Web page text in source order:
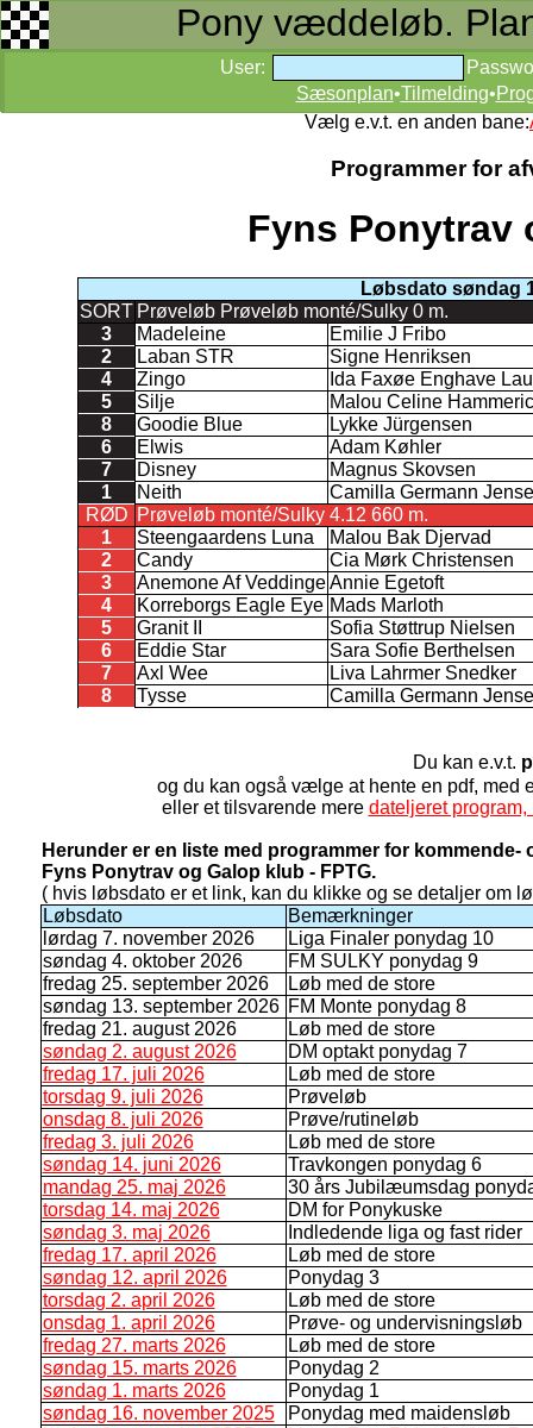
Pony væddeløb.
User:
Sæsonplan•Tilmelding•
Vælg e.v.t. en anden bane:
Programmer for
Fyns Ponytrav
Løbsdato søndag
SORT Prøveløb Prøveløb monté/Sulky 0 m.
3
Madeleine
Emilie J Fribo
2
Laban STR
Signe Henriksen
4
Zingo
Ida Faxøe Enghave
5
Silje
Malou Celine
8
Goodie Blue
Lykke Jürgensen
6
Elwis
Adam Køhler
7
Disney
Magnus Skovsen
1
Neith
Camilla Germann
RØD Prøveløb monté/Sulky 4.12 660 m.
1
Steengaardens Luna
Malou Bak Djervad
2
Candy
Cia Mørk Christensen
3
Anemone Af VeddingeAnnie Egetoft
4
Korreborgs Eagle Eye Mads Marloth
5
Granit II
Sofia Støttrup Nielsen
6
Eddie Star
Sara Sofie Berthelsen
7
Axl Wee
Liva Lahrmer Snedker
8
Tysse Camilla Germann
Du kan e.v.t.
og du kan også vælge at hente en pdf, med
eller et tilsvarende mere dateljeret
Herunder er en liste med programmer for kommende-
Fyns Ponytrav og Galop klub - FPTG.
( hvis løbsdato er et link, kan du klikke og se detaljer om
Løbsdato
Bemærkninger
lørdag 7. november 2026
Liga Finaler ponydag 10
søndag 4. oktober 2026
FM SULKY ponydag 9
fredag 25. september 2026
Løb med de store
søndag 13. september 2026 FM Monte ponydag 8
fredag 21. august 2026
Løb med de store
søndag 2. august 2026
DM optakt ponydag 7
fredag 17. juli 2026
Løb med de store
torsdag 9. juli 2026
Prøveløb
onsdag 8. juli 2026
Prøve/rutineløb
fredag 3. juli 2026
Løb med de store
søndag 14. juni 2026
Travkongen ponydag 6
mandag 25. maj 2026
30 års Jubilæumsdag
torsdag 14. maj 2026
DM for Ponykuske
søndag 3. maj 2026
Indledende liga og fast rider
fredag 17. april 2026
Løb med de store
søndag 12. april 2026
Ponydag 3
torsdag 2. april 2026
Løb med de store
onsdag 1. april 2026
Prøve- og undervisningsløb
fredag 27. marts 2026
Løb med de store
søndag 15. marts 2026
Ponydag 2
søndag 1. marts 2026
Ponydag 1
søndag 16. november 2025
Ponydag med maidensløb